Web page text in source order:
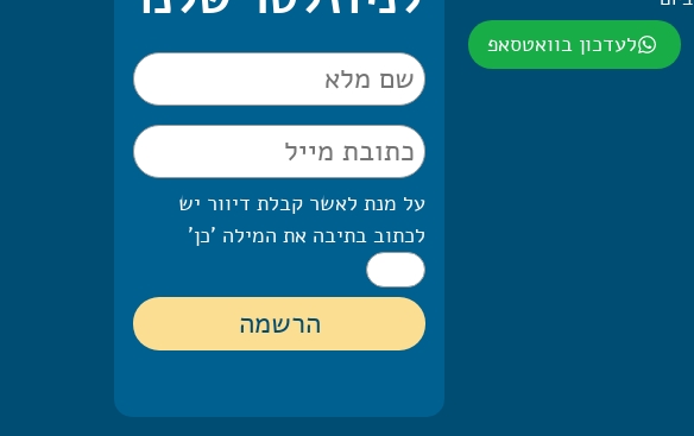
לעדכון בוואטסאפ
על מנת לאשר קבלת דיוור יש
לכתוב בתיבה את המילה 'כן'